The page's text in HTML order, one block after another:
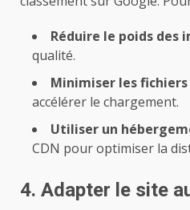
Réduire le poids des
qualité.
Minimiser les fichiers
accélérer le chargement.
Utiliser un
CDN pour optimiser la
4. Adapter le site